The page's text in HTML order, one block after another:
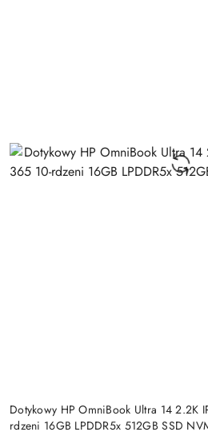
Dotykowy HP OmniBook Ultra 14 2.2K
rdzeni 16GB LPDDR5x 512GB SSD